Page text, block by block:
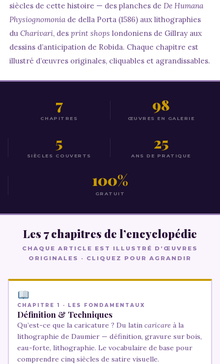
siècles de cette histoire — des planches de De Humana
Physiognomonia de della Porta (1586) aux lithographies
duCharivari, desprint shops londoniens de Gillray aux
dessins d’anticipation de Robida. Chaque chapitre est
illustré d’œuvres originales, cliquables et agrandissables.
7
CHAPITRES
98
ŒUVRES EN GALERIE
5
SIÈCLES COUVERTS
25
ANS DE PRATIQUE
100%
GRATUIT
Les 7 chapitres de l’encyclopédie
CHAQUE ARTICLE EST ILLUSTRÉ D’ŒUVRES
ORIGINALES · CLIQUEZ POUR AGRANDIR
CHAPITRE 1 · LES FONDAMENTAUX
Définition & Techniques
Qu’est-ce que la caricature ? Du latincaricare à la
lithographie de Daumier — définition, gravure sur bois,
eau-forte, lithographie. Le vocabulaire de base pour
comprendre cinq siècles de satire visuelle.